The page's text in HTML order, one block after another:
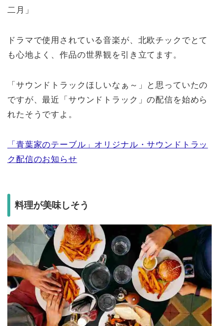
二月」
ドラマで使用されている音楽が、北欧チックでとて
も心地よく、作品の世界観を引き立てます。
「サウンドトラックほしいなぁ～」と思っていたの
ですが、最近「サウンドトラック」の配信を始めら
れたそうですよ。
「青葉家のテーブル」オリジナル・サウンドトラッ
ク配信のお知らせ
料理が美味しそう